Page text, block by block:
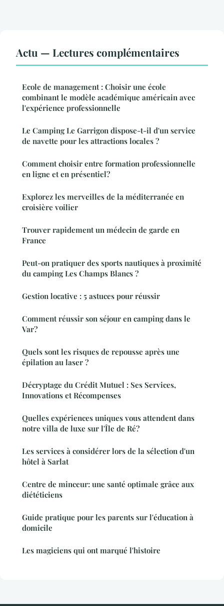
Actu — Lectures complémentaires
Ecole de management : Choisir une école
combinant le modèle académique américain avec
l'expérience professionnelle
Le Camping Le Garrigon dispose-t-il d'un service
de navette pour les attractions locales ?
Comment choisir entre formation professionnelle
en ligne et en présentiel?
Explorez les merveilles de la méditerranée en
croisière voilier
Trouver rapidement un médecin de garde en
France
Peut-on pratiquer des sports nautiques à proximité
du camping Les Champs Blancs ?
Gestion locative : 5 astuces pour réussir
Comment réussir son séjour en camping dans le
Var?
Quels sont les risques de repousse après une
épilation au laser ?
Décryptage du Crédit Mutuel : Ses Services,
Innovations et Récompenses
Quelles expériences uniques vous attendent dans
notre villa de luxe sur l'Île de Ré?
Les services à considérer lors de la sélection d'un
hôtel à Sarlat
Centre de minceur: une santé optimale grâce aux
diététiciens
Guide pratique pour les parents sur l'éducation à
domicile
Les magiciens qui ont marqué l'histoire